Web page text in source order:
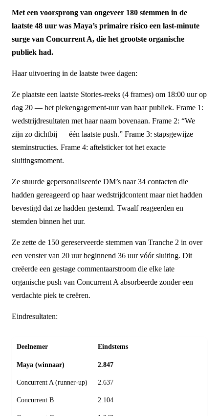
Met een voorsprong van ongeveer 180 stemmen in de
laatste 48 uur was Maya’s primaire risico een last-minute
surge van Concurrent A, die het grootste organische
publiek had.
Haar uitvoering in de laatste twee dagen:
Ze plaatste een laatste Stories-reeks (4 frames) om 18:00 uur op
dag 20 — het piekengagement-uur van haar publiek. Frame 1:
wedstrijdresultaten met haar naam bovenaan. Frame 2: “We
zijn zo dichtbij — één laatste push.” Frame 3: stapsgewijze
steminstructies. Frame 4: aftelsticker tot het exacte
sluitingsmoment.
Ze stuurde gepersonaliseerde DM’s naar 34 contacten die
hadden gereageerd op haar wedstrijdcontent maar niet hadden
bevestigd dat ze hadden gestemd. Twaalf reageerden en
stemden binnen het uur.
Ze zette de 150 gereserveerde stemmen van Tranche 2 in over
een venster van 20 uur beginnend 36 uur vóór sluiting. Dit
creëerde een gestage commentaarstroom die elke late
organische push van Concurrent A absorbeerde zonder een
verdachte piek te creëren.
Eindresultaten:
Deelnemer Eindstems
Maya (winnaar) 2.847
Concurrent A (runner-up) 2.637
Concurrent B 2.104